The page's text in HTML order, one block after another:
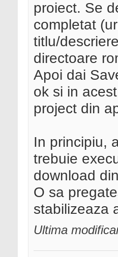
proiect. Se
completat
titlu/
directoare
Apoi dai
ok si in
project din
In principiu,
trebuie
download
O sa
stabilizeaza
Ultima